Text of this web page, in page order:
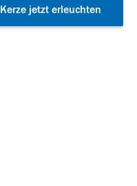
Kerze jetzt erleuchten